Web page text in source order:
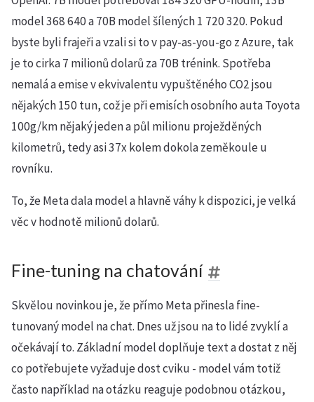
model 368 640 a 70B model šílených 1 720 320. Pokud
byste byli frajeři a vzali si to v pay-as-you-go z Azure, tak
je to cirka 7 milionů dolarů za 70B trénink. Spotřeba
nemalá a emise v ekvivalentu vypuštěného CO2 jsou
nějakých 150 tun, což je při emisích osobního auta Toyota
100g/km nějaký jeden a půl milionu proježděných
kilometrů, tedy asi 37x kolem dokola zeměkoule u
rovníku.
To, že Meta dala model a hlavně váhy k dispozici, je velká
věc v hodnotě milionů dolarů.
Fine-tuning na chatování
Skvělou novinkou je, že přímo Meta přinesla fine-
tunovaný model na chat. Dnes už jsou na to lidé zvyklí a
očekávají to. Základní model doplňuje text a dostat z něj
co potřebujete vyžaduje dost cviku - model vám totiž
často například na otázku reaguje podobnou otázkou,